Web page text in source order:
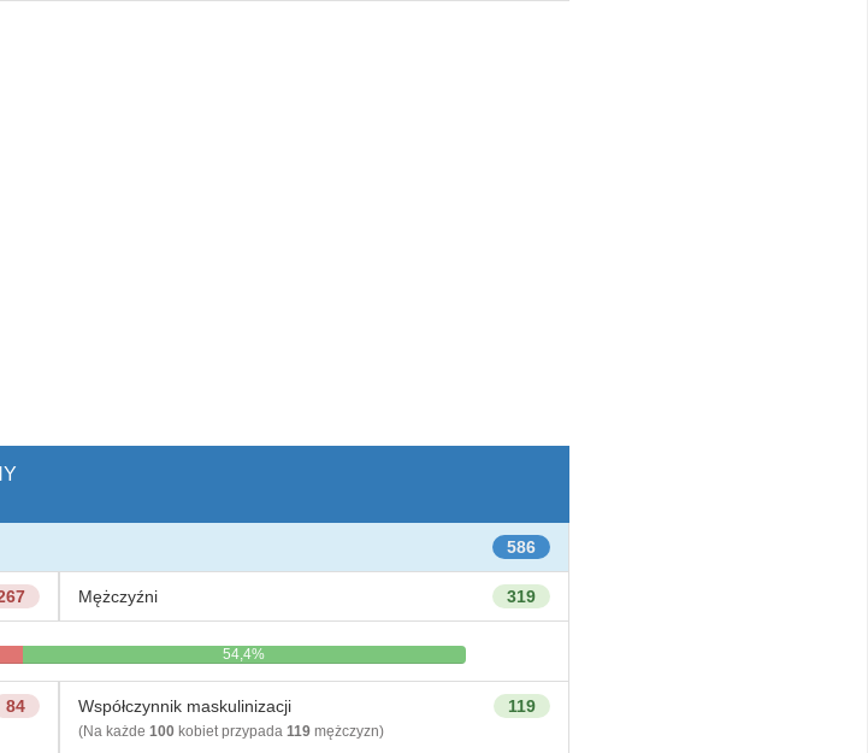
586
319
Mężczyźni
54,4%
84 119
Współczynnik maskulinizacji
(Na każde 100kobiet przypada 119mężczyzn)